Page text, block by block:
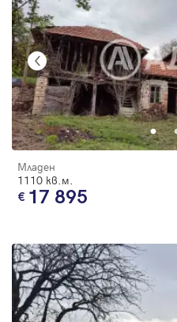
Младен
1110 кв.м.
17 895